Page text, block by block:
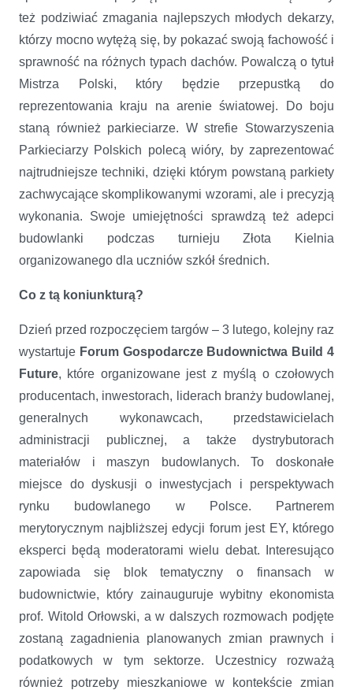
też podziwiać zmagania najlepszych młodych dekarzy,
którzy mocno wytężą się, by pokazać swoją fachowość i
sprawność na różnych typach dachów. Powalczą o tytuł
Mistrza Polski, który będzie przepustką do
reprezentowania kraju na arenie światowej. Do boju
staną również parkieciarze. W strefie Stowarzyszenia
Parkieciarzy Polskich polecą wióry, by zaprezentować
najtrudniejsze techniki, dzięki którym powstaną parkiety
zachwycające skomplikowanymi wzorami, ale i precyzją
wykonania. Swoje umiejętności sprawdzą też adepci
budowlanki podczas turnieju Złota Kielnia
organizowanego dla uczniów szkół średnich.
Co z tą koniunkturą?
Dzień przed rozpoczęciem targów – 3 lutego, kolejny raz
wystartuje Forum Gospodarcze Budownictwa Build 4
Future, które organizowane jest z myślą o czołowych
producentach, inwestorach, liderach branży budowlanej,
generalnych wykonawcach, przedstawicielach
administracji publicznej, a także dystrybutorach
materiałów i maszyn budowlanych. To doskonałe
miejsce do dyskusji o inwestycjach i perspektywach
rynku budowlanego w Polsce. Partnerem
merytorycznym najbliższej edycji forum jest EY, którego
eksperci będą moderatorami wielu debat. Interesująco
zapowiada się blok tematyczny o finansach w
budownictwie, który zainauguruje wybitny ekonomista
prof. Witold Orłowski, a w dalszych rozmowach podjęte
zostaną zagadnienia planowanych zmian prawnych i
podatkowych w tym sektorze. Uczestnicy rozważą
również potrzeby mieszkaniowe w kontekście zmian